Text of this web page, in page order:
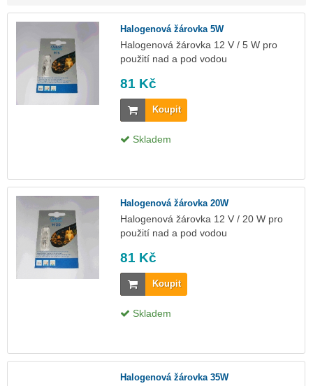
Halogenová žárovka 5W
Halogenová žárovka 12 V / 5 W pro
použití nad a pod vodou
81 Kč
Koupit
Skladem
Halogenová žárovka 20W
Halogenová žárovka 12 V / 20 W pro
použití nad a pod vodou
81 Kč
Koupit
Skladem
Halogenová žárovka 35W